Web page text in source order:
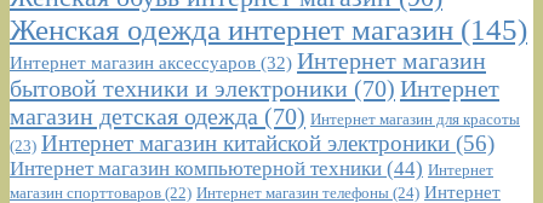
Женская одежда интернет магазин (145)
Интернет магазин аксессуаров (32) Интернет магазин
бытовой техники и электроники (70) Интернет
магазин детская одежда (70) Интернет магазин для красоты
(23) Интернет магазин китайской электроники (56)
Интернет магазин компьютерной техники (44) Интернет
магазин спорттоваров (22) Интернет магазин телефоны (24) Интернет